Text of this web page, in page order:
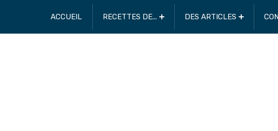
ACCUEIL RECETTES DE... DES ARTICLES